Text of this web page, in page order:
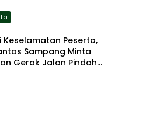
Keselamatan Peserta,
Sampang Minta
Gerak Jalan Pindah